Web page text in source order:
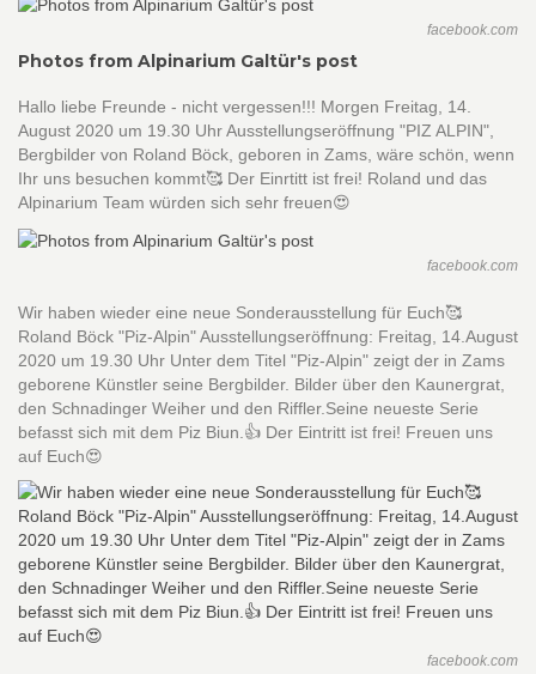
facebook.com
Photos from Alpinarium Galtür's post
Hallo liebe Freunde - nicht vergessen!!! Morgen Freitag, 14.
August 2020 um 19.30 Uhr Ausstellungseröffnung "PIZ ALPIN",
Bergbilder von Roland Böck, geboren in Zams, wäre schön, wenn
Ihr uns besuchen kommt🥰 Der Einrtitt ist frei! Roland und das
Alpinarium Team würden sich sehr freuen😍
facebook.com
Wir haben wieder eine neue Sonderausstellung für Euch🥰
Roland Böck "Piz-Alpin" Ausstellungseröffnung: Freitag, 14.August
2020 um 19.30 Uhr Unter dem Titel "Piz-Alpin" zeigt der in Zams
geborene Künstler seine Bergbilder. Bilder über den Kaunergrat,
den Schnadinger Weiher und den Riffler.Seine neueste Serie
befasst sich mit dem Piz Biun.👍 Der Eintritt ist frei! Freuen uns
auf Euch😍
facebook.com